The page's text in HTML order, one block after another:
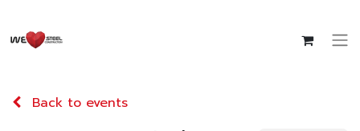
Back to events